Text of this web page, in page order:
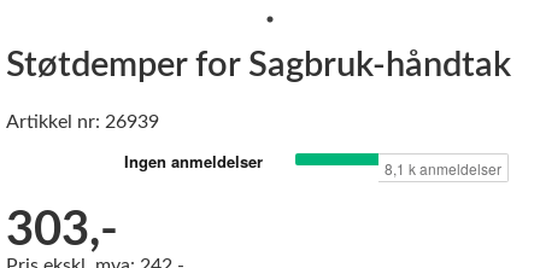
Støtdemper for Sagbruk-håndtak
Artikkel nr: 26939
303,-